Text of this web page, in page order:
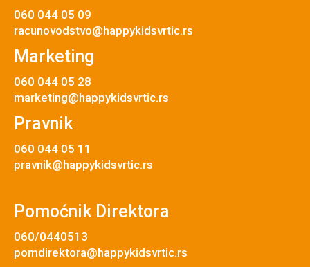
060 044 05 09
racunovodstvo@happykidsvrtic.rs
Marketing
060 044 05 28
marketing@happykidsvrtic.rs
Pravnik
060 044 05 11
pravnik@happykidsvrtic.rs
Pomoćnik Direktora
060/0440513
pomdirektora@happykidsvrtic.rs